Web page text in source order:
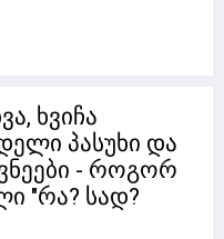
ხვიჩა
პასუხი და
- როგორ
"რა? სად?